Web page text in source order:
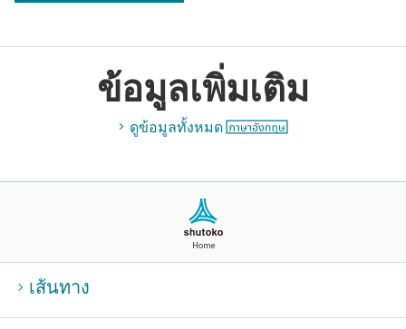
ข้อมูลเพิ่มเติม
ดูข้อมูลทั้งหมด
Home
เส้นทาง